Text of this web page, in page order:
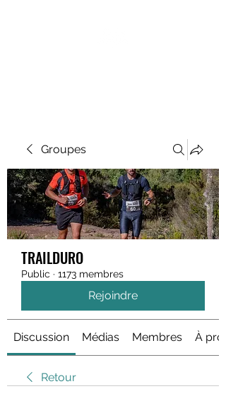
Groupes
TRAILDURO
Public · 1173 membres
Rejoindre
Discussion Médias Membres À
Retour